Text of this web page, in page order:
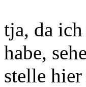
tja, da
habe,
stelle